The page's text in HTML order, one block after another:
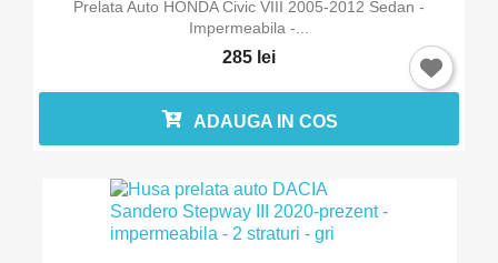
Prelata Auto HONDA Civic VIII 2005-2012 Sedan -
Impermeabila -...
285 lei
ADAUGA IN COS